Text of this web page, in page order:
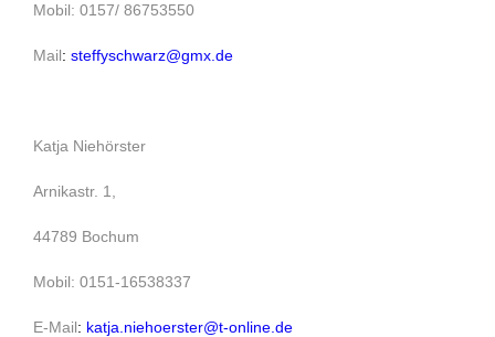
Mobil: 0157/ 86753550
Mail: steffyschwarz@gmx.de
Katja Niehörster
Arnikastr. 1,
44789 Bochum
Mobil: 0151-16538337
E-Mail: katja.niehoerster@t-online.de